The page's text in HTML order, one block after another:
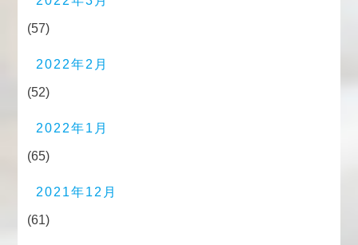
(57)
2022年2月
(52)
2022年1月
(65)
2021年12月
(61)